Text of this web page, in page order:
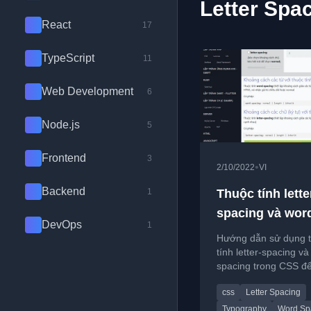
React 17
TypeScript 11
Web Development 6
Node.js 5
Frontend 3
Backend 1
DevOps 1
Letter
2/10/2022•VI
Thuộc tính
spacing và
spacing trong
Hướng dẫn sử dụng
tính letter-spacing và
spacing trong CSS
ký tự và từ.
css
Letter Spacing
Typography
Word